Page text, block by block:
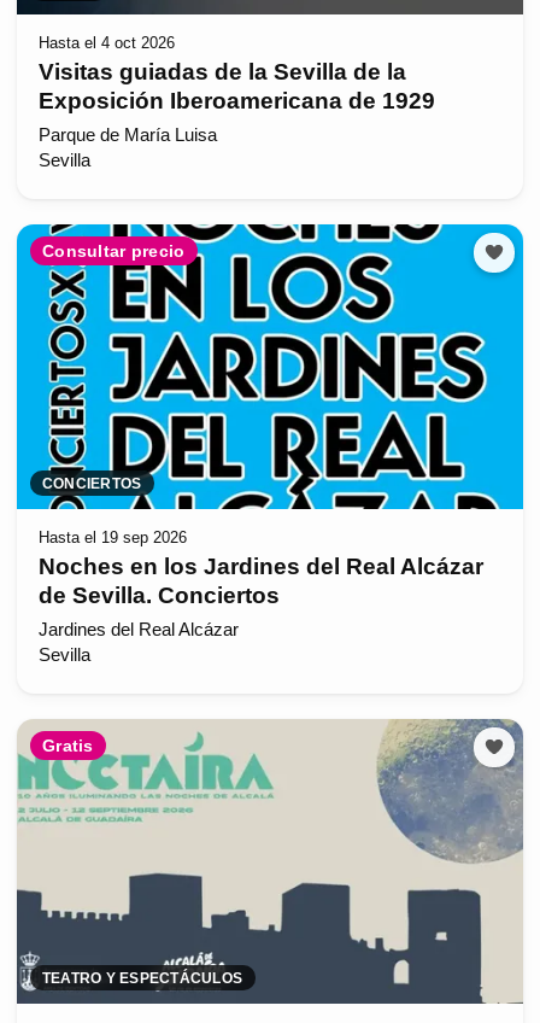
Hasta el 4 oct 2026
Visitas guiadas de la Sevilla de la
Exposición Iberoamericana de 1929
Parque de María Luisa
Sevilla
Consultar precio
CONCIERTOS
Hasta el 19 sep 2026
Noches en los Jardines del Real Alcázar
de Sevilla. Conciertos
Jardines del Real Alcázar
Sevilla
Gratis
TEATRO Y ESPECTÁCULOS